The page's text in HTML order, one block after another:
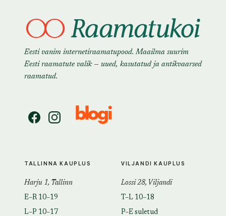
Eesti vanim internetiraamatupood. Maailma suurim
Eesti raamatute valik — uued, kasutatud ja antikvaarsed
raamatud.
TALLINNA KAUPLUS
Harju 1, Tallinn
E–R 10–19
L–P 10–17
VILJANDI KAUPLUS
Lossi 28, Viljandi
T–L 10–18
P–E suletud